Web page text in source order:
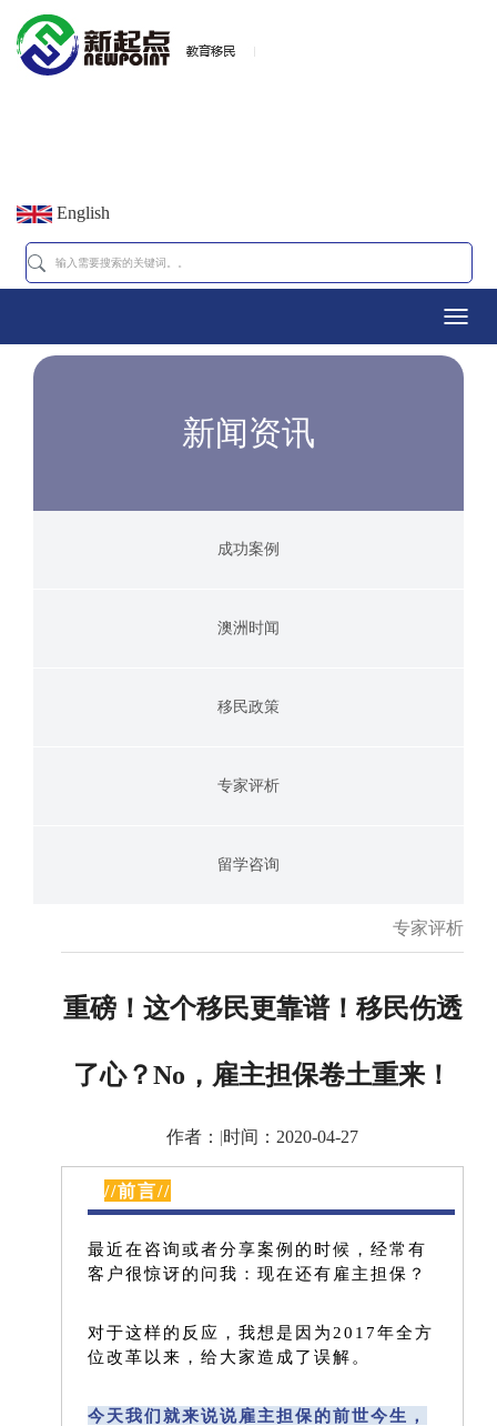
English
新闻资讯
成功案例
澳洲时闻
移民政策
专家评析
留学咨询
专家评析
重磅！这个移民更靠谱！移民伤透
了心？No，雇主担保卷土重来！
作者： |时间：2020-04-27
//前言//
最近在咨询或者分享案例的时候，经常有
客户很惊讶的问我：现在还有雇主担保？
对于这样的反应，我想是因为2017年全方
位改革以来，给大家造成了误解。
今天我们就来说说雇主担保的前世今生，